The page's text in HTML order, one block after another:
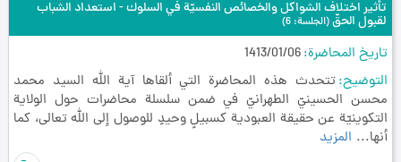
تأثير اختلاف الشواكل والخصائص النفسيّة في السلوك - استعداد الشباب
لقبول الحقّ(الجلسة: 6)
تاريخ المحاضرة 1413/01/06
التوضيح تتحدث هذه المحاضرة التي ألقاها آية الله السيد محمد
محسن الحسينيّ الطهرانيّ في ضمن سلسلة محاضرات حول الولاية
التكوينيّة عن حقيقة العبودية كسبيلٍ وحيدٍ للوصول إلى الله تعالى، كما
أنها... المزيد